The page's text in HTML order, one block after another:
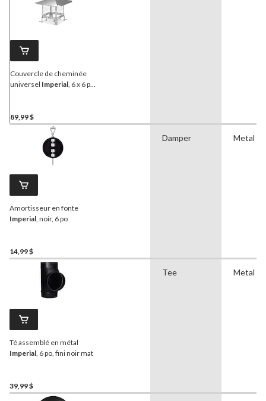
Couvercle de cheminée
universel Imperial, 6 x 6 po
89,99 $
Amortisseur en fonte
Imperial, noir, 6 po
14,99 $
Damper Metal
Té assemblé en métal
Imperial, 6 po, fini noir mat
39,99 $
Tee Metal